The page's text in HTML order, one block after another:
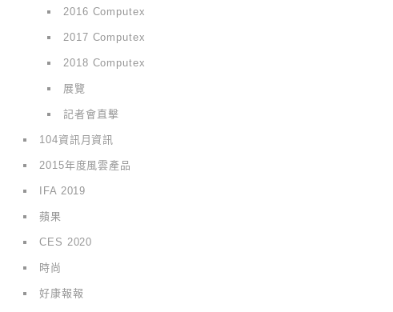
2016 Computex
2017 Computex
2018 Computex
展覽
記者會直擊
104資訊月資訊
2015年度風雲產品
IFA 2019
蘋果
CES 2020
時尚
好康報報